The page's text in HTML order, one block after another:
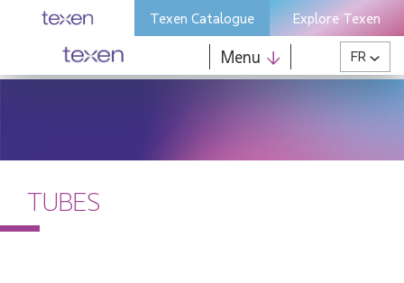
Texen Catalogue Explore Texen
Menu FR
TUBES